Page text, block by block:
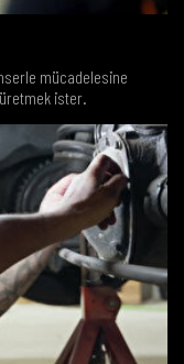
mücadelesine
ister.